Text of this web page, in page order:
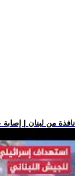
.. نافذة من لبنان |